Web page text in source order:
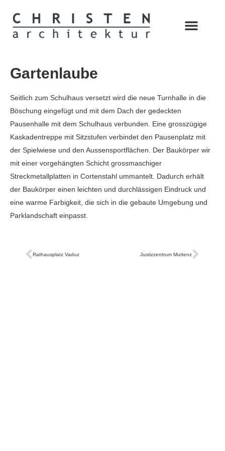
Gartenlaube
Seitlich zum Schulhaus versetzt wird die neue Turnhalle in die
Böschung eingefügt und mit dem Dach der gedeckten
Pausenhalle mit dem Schulhaus verbunden. Eine grosszügige
Kaskadentreppe mit Sitzstufen verbindet den Pausenplatz mit
der Spielwiese und den Aussensportflächen. Der Baukörper wir
mit einer vorgehängten Schicht grossmaschiger
Streckmetallplatten in Cortenstahl ummantelt. Dadurch erhält
der Baukörper einen leichten und durchlässigen Eindruck und
eine warme Farbigkeit, die sich in die gebaute Umgebung und
Parklandschaft einpasst.
Rathausplatz Vaduz Justizzentrum Muttenz